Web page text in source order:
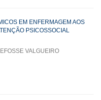
EM ENFERMAGEM AOS
PSICOSSOCIAL
VALGUEIRO